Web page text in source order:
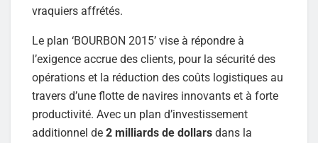
vraquiers affrétés.
Le plan ‘BOURBON 2015’ vise à répondre à
l’exigence accrue des clients, pour la sécurité des
opérations et la réduction des coûts logistiques au
travers d’une flotte de navires innovants et à forte
productivité. Avec un plan d’investissement
additionnel de 2 milliards de dollars dans la